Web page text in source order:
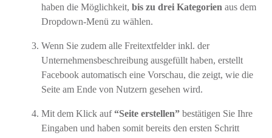
haben die Möglichkeit, bis zu drei Kategorien aus dem
Dropdown-Menü zu wählen.
Wenn Sie zudem alle Freitextfelder inkl. der
Unternehmensbeschreibung ausgefüllt haben, erstellt
Facebook automatisch eine Vorschau, die zeigt, wie die
Seite am Ende von Nutzern gesehen wird.
Mit dem Klick auf“Seite erstellen” bestätigen Sie Ihre
Eingaben und haben somit bereits den ersten Schritt